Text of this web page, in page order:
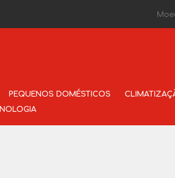
PEQUENOS DOMÉSTICOS